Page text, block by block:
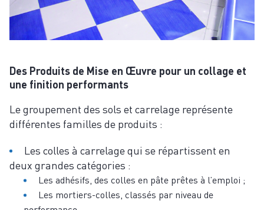
Des Produits de Mise en Œuvre pour un collage et
une finition performants
Le groupement des sols et carrelage représente
différentes familles de produits :
Les colles à carrelage qui se répartissent en
deux grandes catégories :
Les adhésifs, des colles en pâte prêtes à l’emploi ;
Les mortiers-colles, classés par niveau de